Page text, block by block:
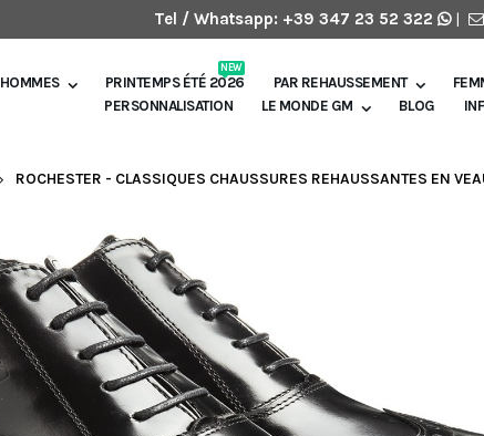
Tel / Whatsapp: +39 347 23 52 322 |
HOMMES PRINTEMPS ÉTÉ 2026
NEW
PAR REHAUSSEMENT
PERSONNALISATION
LE MONDE GM BLOG
ROCHESTER - CLASSIQUES CHAUSSURES REHAUSSANTES EN